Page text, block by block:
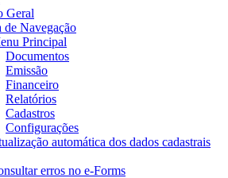
Geral
de Navegação
Principal
Documentos
Emissão
Financeiro
Relatórios
Cadastros
Configurações
automática dos dados cadastrais
erros no e-Forms